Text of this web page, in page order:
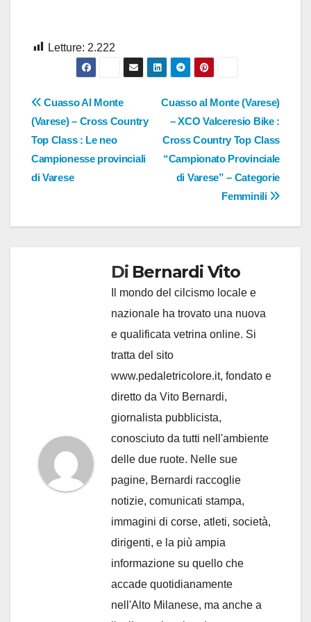
Letture: 2.222
Navigazione
articoli
Cuasso al Monte (Varese)
– XCO Valceresio Bike :
Cross Country Top Class
“Campionato Provinciale
di Varese” – Categorie
Femminili
Cuasso Al Monte
(Varese) – Cross Country
Top Class : Le neo
Campionesse provinciali
di Varese
Di Bernardi Vito
Il mondo del cilcismo locale e
nazionale ha trovato una nuova
e qualificata vetrina online. Si
tratta del sito
www.pedaletricolore.it, fondato e
diretto da Vito Bernardi,
giornalista pubblicista,
conosciuto da tutti nell'ambiente
delle due ruote. Nelle sue
pagine, Bernardi raccoglie
notizie, comunicati stampa,
immagini di corse, atleti, società,
dirigenti, e la più ampia
informazione su quello che
accade quotidianamente
nell'Alto Milanese, ma anche a